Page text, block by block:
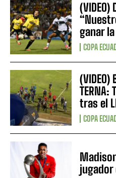
ganar
COPA
(VIDEO)
tras el
COPA
jugador